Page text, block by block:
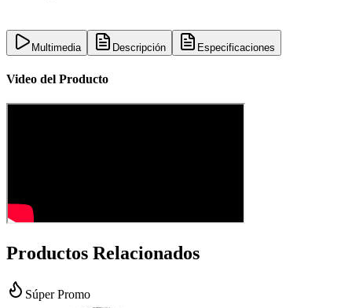
Multimedia Descripción Especificaciones
Video del Producto
Productos Relacionados
Súper Promo